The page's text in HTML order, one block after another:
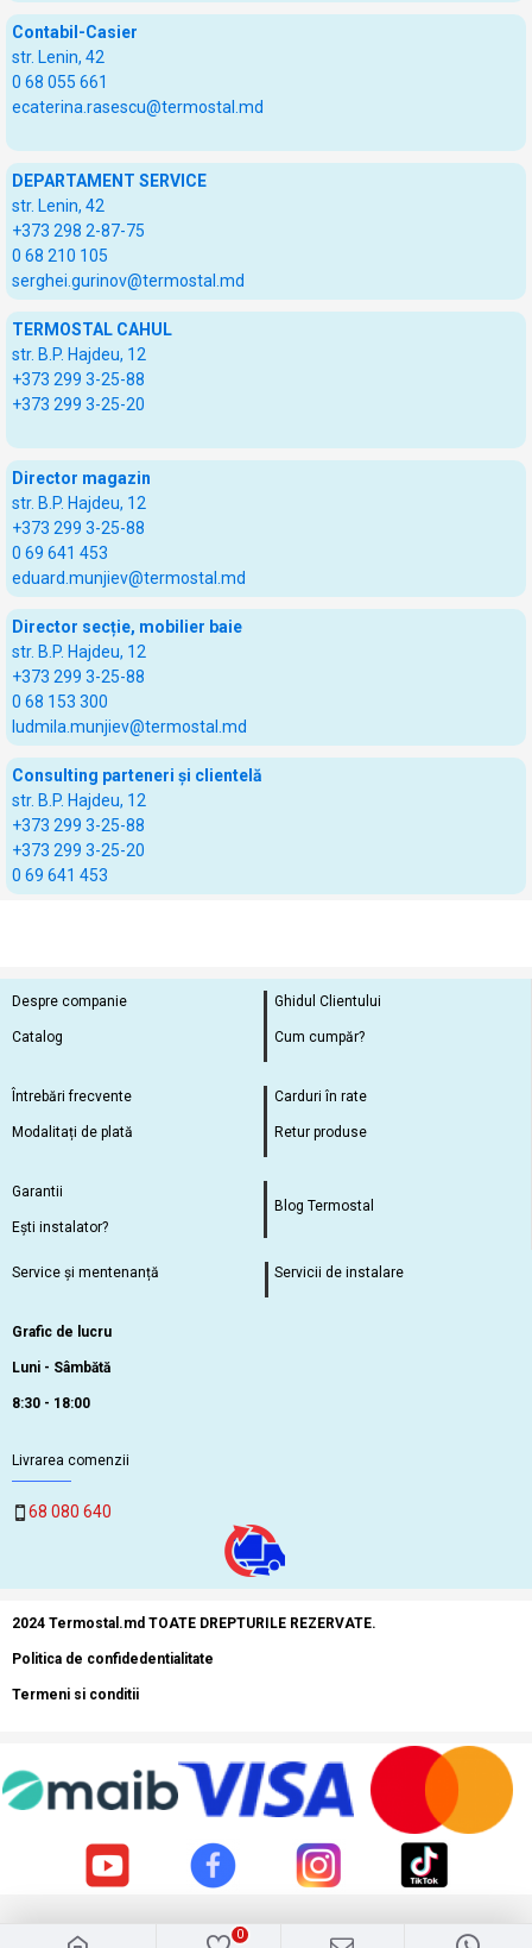
Contabil-Casier
str. Lenin, 42
0 68 055 661
ecaterina.rasescu@termostal.md
DEPARTAMENT SERVICE
str. Lenin, 42
+373 298 2-87-75
0 68 210 105
serghei.gurinov@termostal.md
TERMOSTAL CAHUL
str. B.P. Hajdeu, 12
+373 299 3-25-88
+373 299 3-25-20
Director magazin
str. B.P. Hajdeu, 12
+373 299 3-25-88
0 69 641 453
eduard.munjiev@termostal.md
Director secție, mobilier baie
str. B.P. Hajdeu, 12
+373 299 3-25-88
0 68 153 300
ludmila.munjiev@termostal.md
Consulting parteneri și clientelă
str. B.P. Hajdeu, 12
+373 299 3-25-88
+373 299 3-25-20
0 69 641 453
Despre companie
Catalog
Ghidul Clientului
Cum cumpăr?
Întrebări frecvente
Modalitați de plată
Carduri în rate
Retur produse
Garantii
Ești instalator?
Blog Termostal
Service și mentenanță Servicii de instalare
Grafic de lucru
Luni - Sâmbătă
8:30 - 18:00
Livrarea comenzii
68 080 640
2024 Termostal.md TOATE DREPTURILE REZERVATE.
Politica de confidedentialitate
Termeni si conditii
0